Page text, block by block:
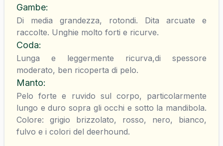
Gambe:
Di media grandezza, rotondi. Dita arcuate e
raccolte. Unghie molto forti e ricurve.
Coda:
Lunga e leggermente ricurva,di spessore
moderato, ben ricoperta di pelo.
Manto:
Pelo forte e ruvido sul corpo, particolarmente
lungo e duro sopra gli occhi e sotto la mandibola.
Colore: grigio brizzolato, rosso, nero, bianco,
fulvo e i colori del deerhound.